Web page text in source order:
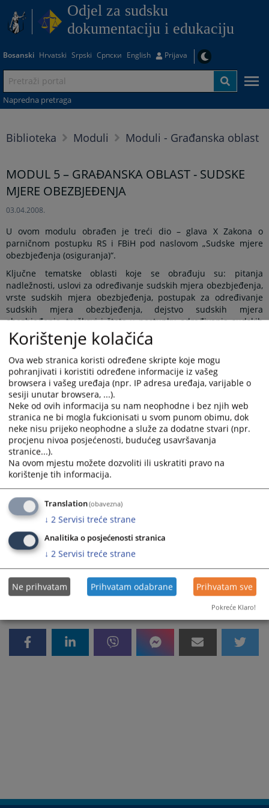
Odjel za sudsku
dokumentaciju i edukaciju
Bosanski Hrvatski Srpski Српски English Prijava
Napredna pretraga
Biblioteka Moduli Moduli - Građanska oblast
MODUL 5 – GRAĐANSKA OBLAST - SUDSKE
MJERE OBEZBJEĐENJA
03.04.2008.
U ovom modulu obrađen je treći dio – glava X Zakona o
parničnom postupku RS i FBiH pod naslovom „Sudske mjere
obezbjeđenja (osiguranja)“.
Ključne tematske oblasti koje se obrađuju su: pitanja
nadležnosti, uslovi za određivanje sudskih mjera obezbjeđenja,
vrste sudskih mjera obezbjeđenja, postupak za određivanje
sudskih mjera obezbjeđenja, dejstvo sudskih mjera
obezbjeđenja, troškovi i šteta u postupku određivanja sudskih
mjera obezbjeđenja i prodaja pokretnih stvari.
Prikazana vijest je na: Bosanski jezik
Obavijest o preuzimanju sadržaja
Napomena: U slučaju preuzimanja vijesti istu preuzeti u
integralnom obliku uz navođenje izvora informacije.
Prateći dokumenti
MODUL 5 – GRAĐANSKA OBLAST
8017PREGLEDA
Korištenje kolačića
Ova web stranica koristi određene skripte koje mogu
pohranjivati i koristiti određene informacije iz vašeg
browsera i vašeg uređaja (npr. IP adresa uređaja, varijable o
sesiji unutar browsera, ...).
Neke od ovih informacija su nam neophodne i bez njih web
stranica ne bi mogla fukcionisati u svom punom obimu, dok
neke nisu prijeko neophodne a služe za dodatne stvari (npr.
procjenu nivoa posjećenosti, budućeg usavršavanja
stranice...).
Na ovom mjestu možete dozvoliti ili uskratiti pravo na
korištenje tih informacija.
Translation(obavezna)
↓ 2 Servisi treće strane
Analitika o posjećenosti stranica
↓ 2 Servisi treće strane
Ne prihvatam Prihvatam odabrane Prihvatam sve
Pokreće Klaro!